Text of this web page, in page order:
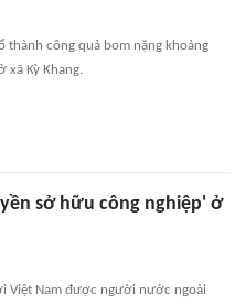
thành công quả bom nặng khoảng
xã Kỳ Khang.
sở hữu công nghiệp' ở
Việt Nam được người nước ngoài